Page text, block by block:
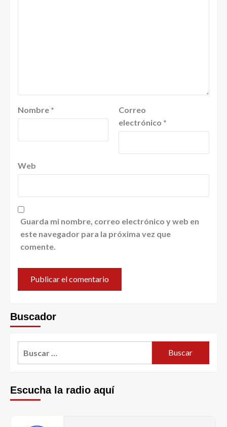
Nombre *
Correo
electrónico *
Web
Guarda mi nombre, correo electrónico y web en
este navegador para la próxima vez que
comente.
Buscador
Escucha la radio aquí